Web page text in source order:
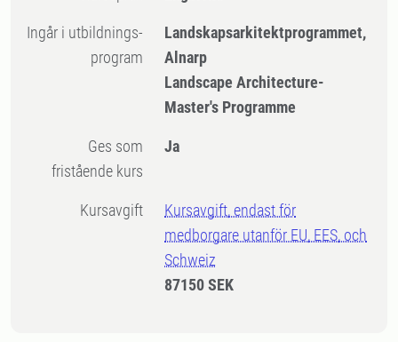
Ingår i utbildnings-
program
Landskapsarkitektprogrammet,
Alnarp
Landscape Architecture-
Master's Programme
Ges som
fristående kurs
Ja
Kursavgift
Kursavgift, endast för
medborgare utanför EU, EES, och
Schweiz
87150 SEK